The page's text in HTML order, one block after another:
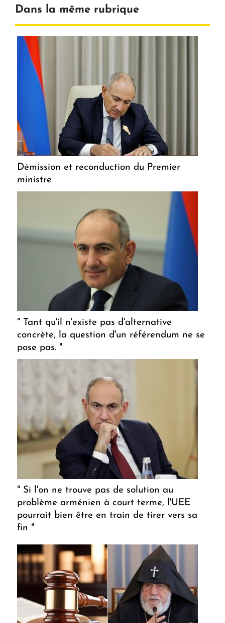
Dans la même rubrique
Démission et reconduction du Premier
ministre
" Tant qu'il n'existe pas d'alternative
concrète, la question d'un référendum ne se
pose pas. "
" Si l'on ne trouve pas de solution au
problème arménien à court terme, l'UEE
pourrait bien être en train de tirer vers sa
fin "